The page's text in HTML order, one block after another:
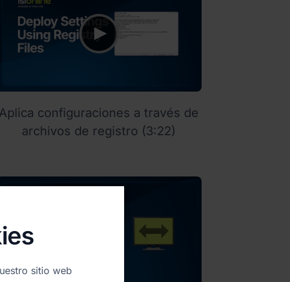
Aplica configuraciones a través de
archivos de registro (3:22)
sitio web